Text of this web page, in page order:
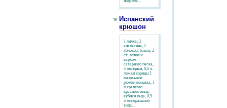
Испанский
крюшон
1 лимон, 2
апельсина, 1
яблоко,1 банан, 2
ст. ложки с
верхом
сахарного песка,
4 гвоздики, 0,5 ч.
ложки корицы 2
маленькие
рюмки коньяка, 1
л крепкого
красного вина,
кубики льда, 0,5
л минеральной
воды...